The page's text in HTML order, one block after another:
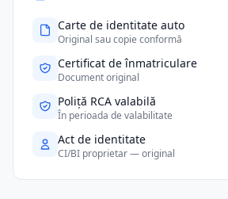
Carte de identitate auto
Original sau copie conformă
Certificat de înmatriculare
Document original
Poliță RCA valabilă
În perioada de valabilitate
Act de identitate
CI/BI proprietar — original